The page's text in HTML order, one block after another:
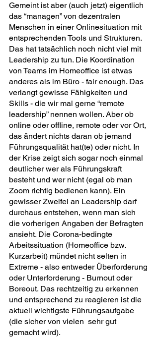
Gemeint ist aber (auch jetzt) eigentlich
das “managen” von dezentralen
Menschen in einer Onlinesituation mit
entsprechenden Tools und Strukturen.
Das hat tatsächlich noch nicht viel mit
Leadership zu tun. Die Koordination
von Teams im Homeoffice ist etwas
anderes als im Büro - fair enough. Das
verlangt gewisse Fähigkeiten und
Skills - die wir mal gerne “remote
leadership” nennen wollen. Aber ob
online oder offline, remote oder vor Ort,
das ändert nichts daran ob jemand
Führungsqualität hat(te) oder nicht. In
der Krise zeigt sich sogar noch einmal
deutlicher wer als Führungskraft
besteht und wer nicht (egal ob man
Zoom richtig bedienen kann). Ein
gewisser Zweifel an Leadership darf
durchaus entstehen, wenn man sich
die vorherigen Angaben der Befragten
ansieht. Die Corona-bedingte
Arbeitssituation (Homeoffice bzw.
Kurzarbeit) mündet nicht selten in
Extreme - also entweder Überforderung
oder Unterforderung - Burnout oder
Boreout. Das rechtzeitig zu erkennen
und entsprechend zu reagieren ist die
aktuell wichtigste Führungsaufgabe
(die sicher von vielen  sehr gut
gemacht wird).